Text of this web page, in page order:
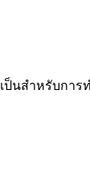
นสำหรับการ